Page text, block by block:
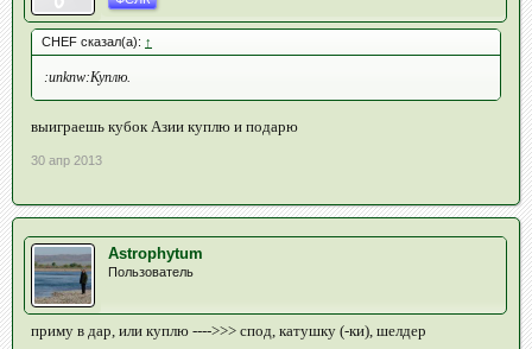
CHEF сказал(а): ↑
:unknw:Куплю.
выиграешь кубок Азии куплю и подарю
30 апр 2013
Astrophytum
Пользователь
приму в дар, или куплю ---->>> спод, катушку (-ки), шелдер